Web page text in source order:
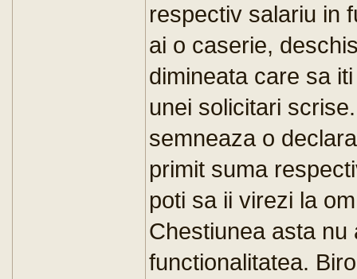
respectiv salariu in
ai o caserie,
dimineata care sa
unei solicitari
semneaza o
primit suma
poti sa ii virezi la
Chestiunea asta
functionalitatea.